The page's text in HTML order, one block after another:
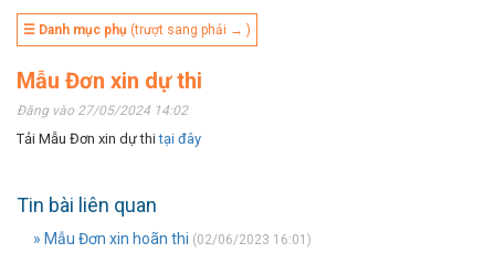
☰ Danh mục phụ (trượt sang phải → )
Mẫu Đơn xin dự thi
Đăng vào 27/05/2024 14:02
Tải Mẫu Đơn xin dự thitại đây
Tin bài liên quan
» Mẫu Đơn xin hoãn thi (02/06/2023 16:01)